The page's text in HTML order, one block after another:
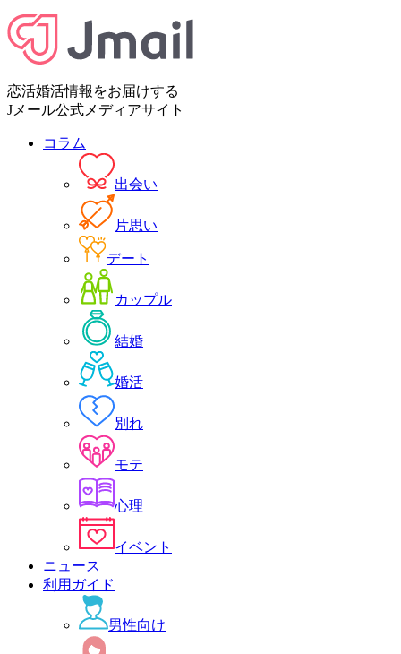
恋活婚活情報をお届けする
Jメール公式メディアサイト
コラム
出会い
片思い
デート
カップル
結婚
婚活
別れ
モテ
心理
イベント
ニュース
利用ガイド
男性向け